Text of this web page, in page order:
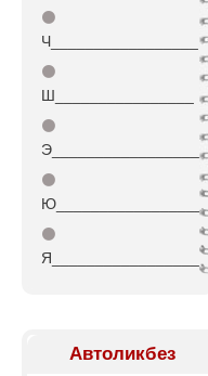
⚫
Ч_________________
⚫
Ш________________
⚫
Э_________________
⚫
Ю_________________
⚫
Я_________________
Автоликбез